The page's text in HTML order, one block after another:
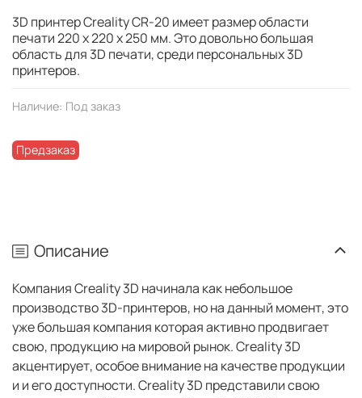
Наличие: Под заказ
Предзаказ
3D принтер Creality CR-20 имеет размер области
печати 220 x 220 x 250 мм. Это довольно большая
область для 3D печати, среди персональных 3D
принтеров.
Описание
Компания Creality 3D начинала как небольшое
производство 3D-принтеров, но на данный момент, это
уже большая компания которая активно продвигает
свою, продукцию на мировой рынок. Creality 3D
акцентирует, особое внимание на качестве продукции
и и его доступности. Creality 3D представили свою